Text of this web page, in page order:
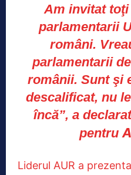
Am invitat
parlamentarii
români.
parlamentarii
românii. Sunt şi
descalificat, nu
încă”, a
pentru
Liderul AUR a